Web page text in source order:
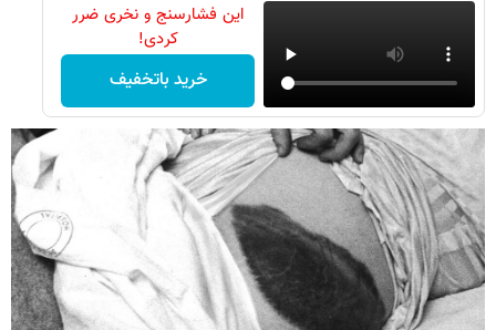
این فشارسنج و نخری ضرر
کردی!
خرید باتخفیف